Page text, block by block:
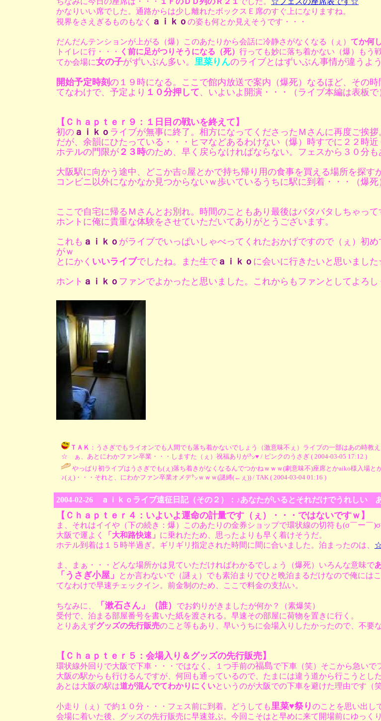
かなりいい席でした。通路からは少し離れたボックスＥ席のすぐ上になりますね。
視界をさえぎるものもなく
ａｉｋｏ の姿も何とか見えそうです・・・
だんだんテンションが上がる（爆）このあたりから会話に冷静さがなくなる（ぇ） てか何
トイレに行・・・ く前に足がつりそうになる（死） 行っても妙に落ち着かない（爆）もう
てか会場に女の子がずいぶん多い。 里菜りんのライブとはずいぶん事情が違うよ
開始予定時刻の１９時になる。ここで館内放送で案内（爆死）なるほど、その時
てなわけで、予定より １０分押して、いよいよ開演・・・（ライブ本編は表板で
【Ｃｈａｐｔｅｒ９：１日目の戦いを終えて】
初の ａｉｋｏ ライブが無事に終了。相方になってくださったＭさんに再度ご挨
だが、余韻にひたっている・・・ヒマなどあるわけない（爆）時すでに２２時近
ホテルの門限が ２３時のため、早く戻らなければならない。フェスから３０分
大阪駅に向かう途中、どこか吉○屋とかで持ち帰り用の食事を買える場所を探すが
コンビニ以外になかなか見つからないｗ歩いているうちに駅に到着・・・（爆死
ここで自宅に帰るＭさんとお別れ。時間のこともあり最後はバタバタしちゃって
ホントに俺に貴重な体験をさせていただいてありがとうございます。
これも ａｉｋｏ がライブでいっぱいしゃべってくれたおかげですので（ぇ）初
がｗ
とにかく いいライブでしたね。また生でａｉｋｏ に会いに行きたいと思いまし
ホント ａｉｋｏ ファンでよかったと思いました。これからもファンとしてよろ
ＴＡＫ ：うさぎでもライオンでも人間でも落ち着かないでしょう（激意味不ぇ）ライブの一部はあの時
☆ ぁ、あとにわかファン卒業・・・しますた（ぇ）祝福ありが㌧♥ / ピンクのうさぎ ( 2004-03-05 17:12 )
やっぱり初ライブはうさぎでも(ぇ)落ち着きがなくなるんでつかねｗｗｗ(劇意味不)座席とかaiko様入場
♪(ぇ)・・・それと、にわかファン卒業オメデ㌧ｗｗｗ(謎縛(←ぇ)) / TAK ( 2004-03-04 01:16 )
2004-02-26 ａｉｋｏライブ遠征日記（その２）：♪あなたがいるとそれだけでうれしい
【Ｃｈａｐｔｅｒ４：いよいよ運命の計量です（ぇ）・・・ではないですｗ】
ま、それはイイや（下の続き：爆）このあたりの金券ショップで環状線の切符も(σ￣ー￣
大阪で運よく
「大和路快速」 に乗れたため、思ったよりも早く着けそうだ。
ホテル到着は１５時半過ぎ。ギリギリ指定された時間に間に合いました。泊まったのは、
ま、まぁ・・・どんな場所かは見ていただければわかるでしょう（爆死）いろんな意味で
「うさぎ小屋」
とか言わないで（謎ぇ）でも素泊まりでひと晩泊まるだけなので俺には
てなわけで早速チェックイン。前金制のため、ここで料金の支払い。
ちなみに、 「漱石さん」（誰）
でお釣りがきましたが何か？（素爆笑）
受付で、泊まる部屋番号を書いた紙を渡される。早速その部屋に荷物を置きに行く。
とりあえずグッズの先行販売のこと等もあり、早いうちに会場入りしたかったので、不要
【Ｃｈａｐｔｅｒ５：会場入り＆グッズの先行販売】
環状線外回りで大阪で下車・・・ではなく、１つ手前の福島で下車（笑）そこから急いで
大阪の駅からも行けるんですが、何回も通っているので、たまには違う道から行こうとした
あとは大阪の駅は道が混んでてわかりにくいというのが大阪での下車を避けた理由です（笑
小走り（ぇ）で約１０分・・・フェス前に到着。どうしても 里菜♥祭りのことを思い出し
会場に着いた後、グッズの先行販売に早速並ぶ。今回こそはと早めに来て開場前にゆっく